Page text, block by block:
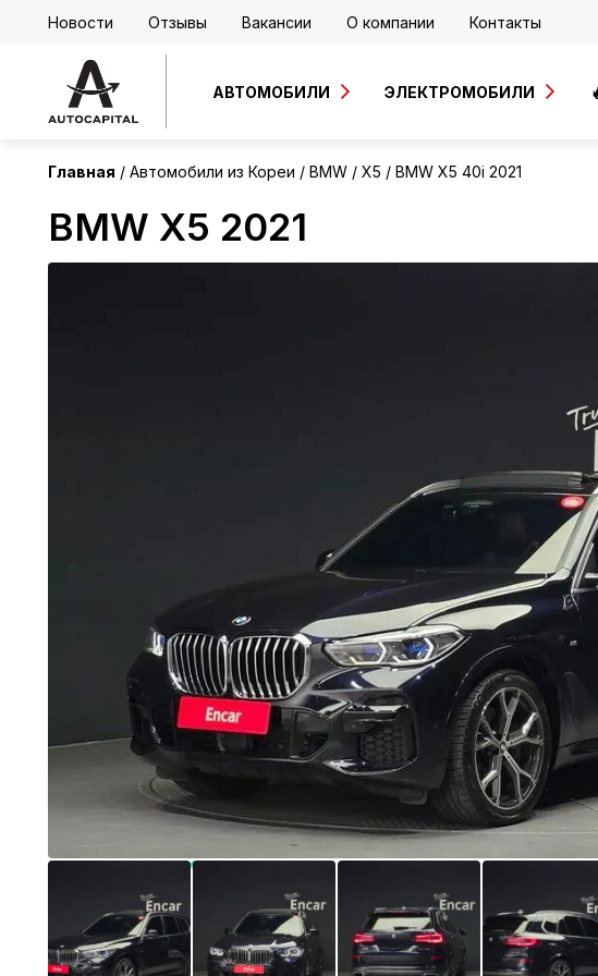
Новости Отзывы Вакансии О компании Контакты
АВТОМОБИЛИ ЭЛЕКТРОМОБИЛИ
Главная Автомобили из Кореи BMW X5 BMW X5 40i 2021
BMW X5 2021
Корея